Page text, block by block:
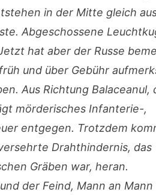
in der Mitte gleich
Abgeschossene
hat aber der Russe
und über Gebühr
Aus Richtung Balaceanul,
mörderisches Infanterie-,
entgegen. Trotzdem
Drahthindernis, das
Gräben war, heran.
der Feind, Mann an Mann